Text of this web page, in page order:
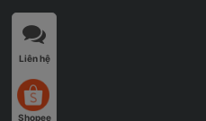
Liên hệ
Shopee